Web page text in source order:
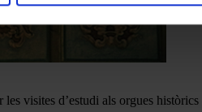
visites d’estudi als orgues